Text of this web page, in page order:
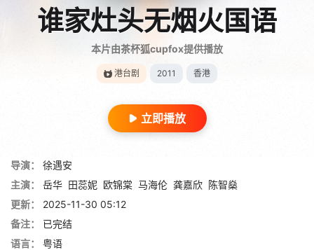
谁家灶头无烟火国语
本片由茶杯狐cupfox提供播放
港台剧 2011 香港
立即播放
导演：
徐遇安
主演：
岳华 田蕊妮 欧锦棠 马海伦 龚嘉欣 陈智燊
更新：
2025-11-30 05:12
备注：
已完结
语言：
粤语